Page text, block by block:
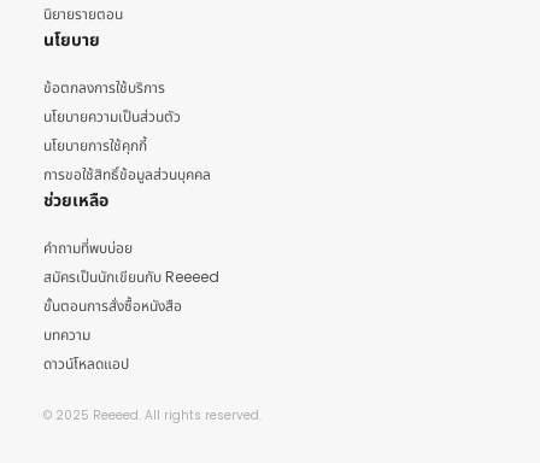
นิยายรายตอน
นโยบาย
ข้อตกลงการใช้บริการ
นโยบายความเป็นส่วนตัว
นโยบายการใช้คุกกี้
การขอใช้สิทธิ์ข้อมูลส่วนบุคคล
ช่วยเหลือ
คำถามที่พบบ่อย
สมัครเป็นนักเขียนกับ Reeeed
ขั้นตอนการสั่งซื้อหนังสือ
บทความ
ดาวน์โหลดแอป
© 2025 Reeeed. All rights reserved.